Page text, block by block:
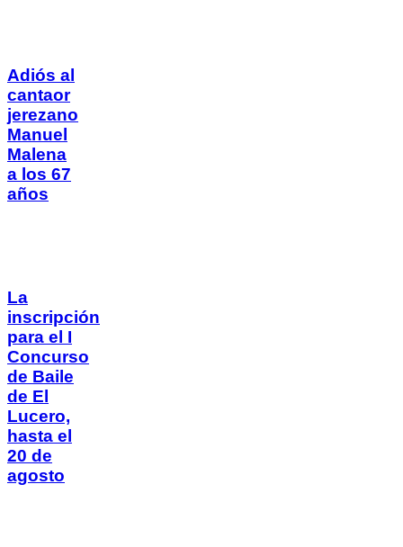
Adiós al
cantaor
jerezano
Manuel
Malena
a los 67
años
La
inscripción
para el I
Concurso
de Baile
de El
Lucero,
hasta el
20 de
agosto